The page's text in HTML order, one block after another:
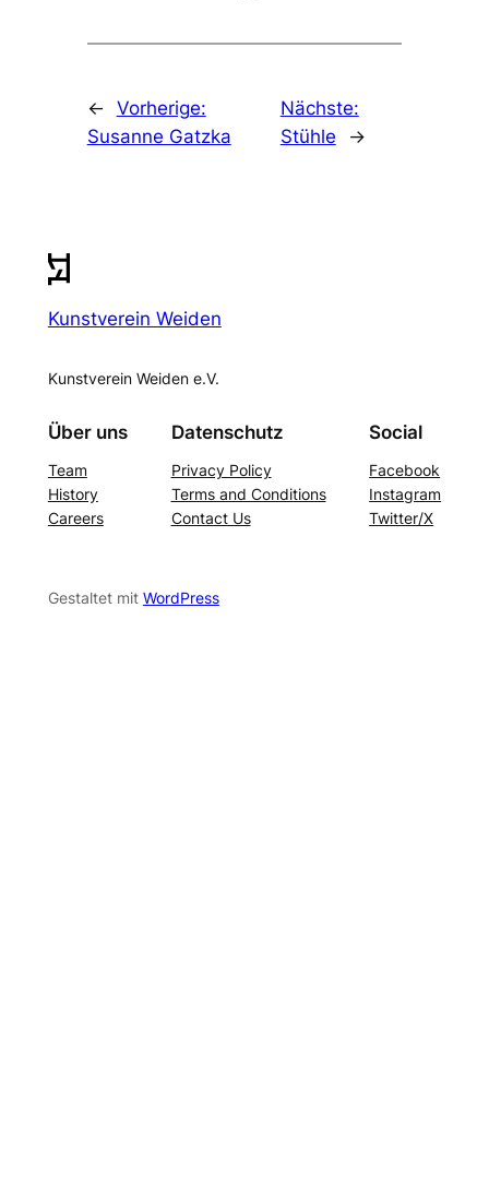
← Vorherige:
Susanne Gatzka
Nächste:
Stühle
→
Kunstverein Weiden
Kunstverein Weiden e.V.
Über uns
Team
History
Careers
Datenschutz
Privacy Policy
Terms and Conditions
Contact Us
Social
Facebook
Instagram
Twitter/X
Gestaltet mit WordPress